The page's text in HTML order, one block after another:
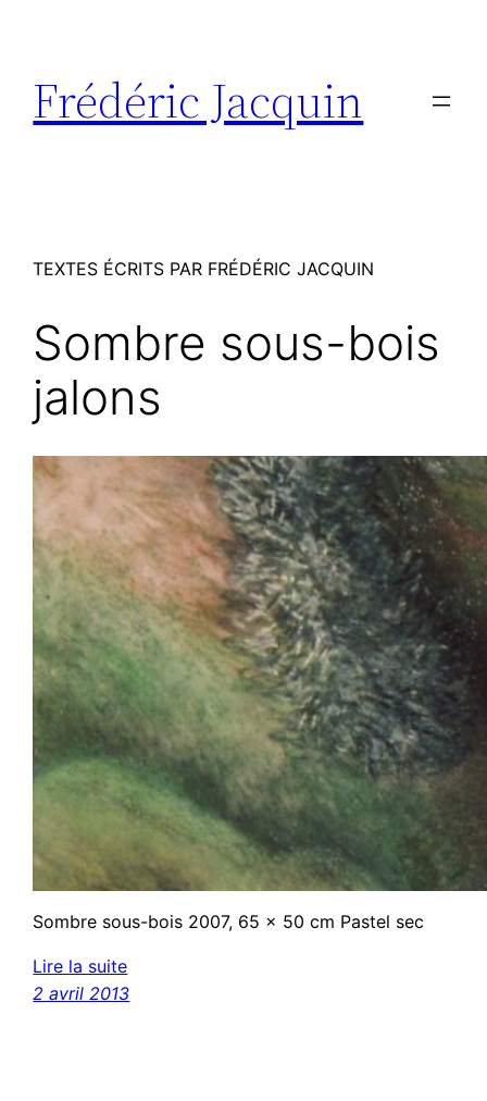
Frédéric Jacquin
TEXTES ÉCRITS PAR FRÉDÉRIC JACQUIN
Sombre sous-bois
jalons
Sombre sous-bois 2007, 65 x 50 cm Pastel sec
Lire la suite
2 avril 2013